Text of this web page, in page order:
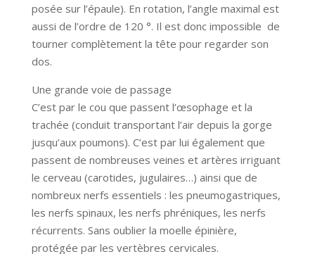
posée sur l’épaule). En rotation, l’angle maximal est
aussi de l’ordre de 120 °. Il est donc impossible de
tourner complètement la tête pour regarder son
dos.
Une grande voie de passage
C’est par le cou que passent l’œsophage et la
trachée (conduit transportant l’air depuis la gorge
jusqu’aux poumons). C’est par lui également que
passent de nombreuses veines et artères irriguant
le cerveau (carotides, jugulaires…) ainsi que de
nombreux nerfs essentiels : les pneumogastriques,
les nerfs spinaux, les nerfs phréniques, les nerfs
récurrents. Sans oublier la moelle épinière,
protégée par les vertèbres cervicales.